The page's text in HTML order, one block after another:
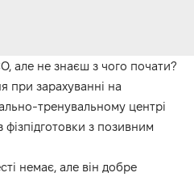
але не знаєш з чого почати?
при зарахуванні на
тренувальному центрі
з позивним
немає, але він добре